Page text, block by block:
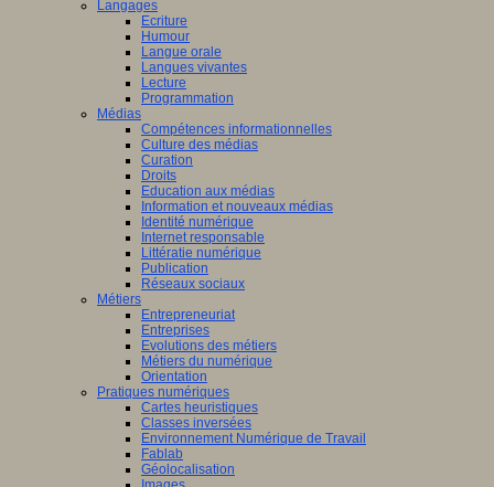
Langages
Ecriture
Humour
Langue orale
Langues vivantes
Lecture
Programmation
Médias
Compétences informationnelles
Culture des médias
Curation
Droits
Education aux médias
Information et nouveaux médias
Identité numérique
Internet responsable
Littératie numérique
Publication
Réseaux sociaux
Métiers
Entrepreneuriat
Entreprises
Evolutions des métiers
Métiers du numérique
Orientation
Pratiques numériques
Cartes heuristiques
Classes inversées
Environnement Numérique de Travail
Fablab
Géolocalisation